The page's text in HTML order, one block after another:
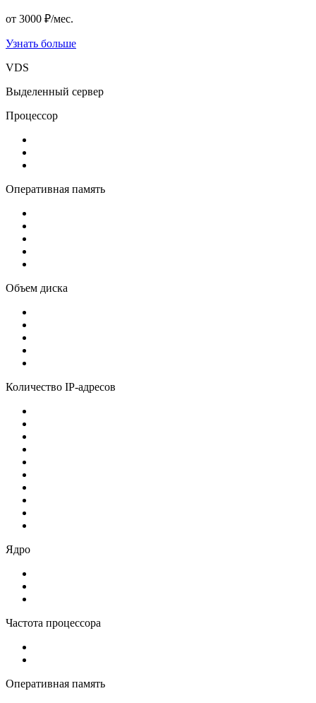
от 3000 ₽/мес.
Узнать больше
VDS
Выделенный сервер
Процессор
Оперативная память
Объем диска
Количество IP-адресов
Ядро
Частота процессора
Оперативная память